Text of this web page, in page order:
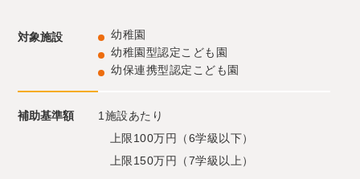
対象施設
幼稚園
幼稚園型認定こども園
幼保連携型認定こども園
補助基準額
1施設あたり
上限100万円（6学級以下）
上限150万円（7学級以上）